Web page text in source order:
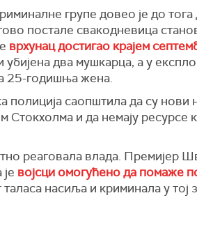
групе довео је до
постале свакодневица
врхунац достигао крајем
убијена два мушкарца, а у
25-годишња жена.
полиција саопштила да су нови
Стокхолма и да немају ресурсе
реаговала влада. Премијер
војсци омогућено да помаже
насиља и криминала у тој